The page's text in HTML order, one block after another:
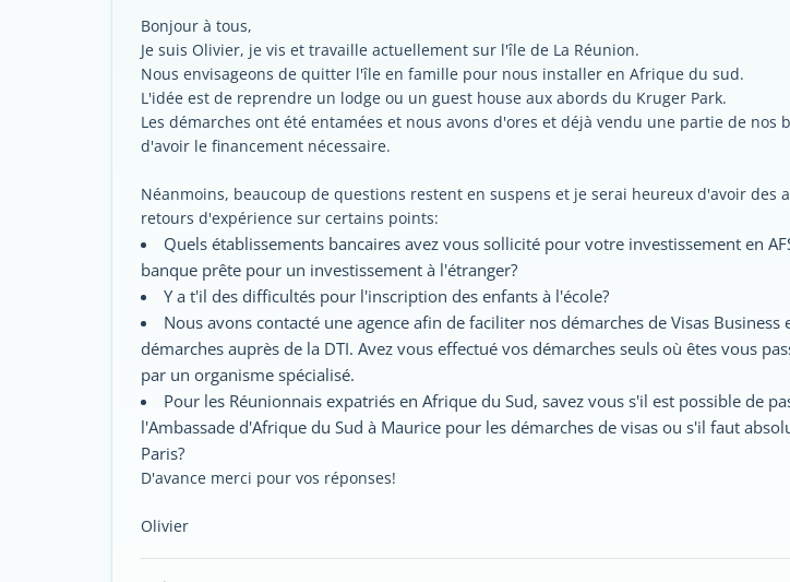
Bonjour à tous,
Je suis Olivier, je vis et travaille actuellement sur l'île de La Réunion.
Nous envisageons de quitter l'île en famille pour nous installer en Afrique du sud.
L'idée est de reprendre un lodge ou un guest house aux abords du Kruger Park.
Les démarches ont été entamées et nous avons d'ores et déjà vendu une partie de nos
d'avoir le financement nécessaire.
Néanmoins, beaucoup de questions restent en suspens et je serai heureux d'avoir des
retours d'expérience sur certains points:
Quels établissements bancaires avez vous sollicité pour votre investissement en
banque prête pour un investissement à l'étranger?
Y a t'il des difficultés pour l'inscription des enfants à l'école?
Nous avons contacté une agence afin de faciliter nos démarches de Visas Business
démarches auprès de la DTI. Avez vous effectué vos démarches seuls où êtes vous
par un organisme spécialisé.
Pour les Réunionnais expatriés en Afrique du Sud, savez vous s'il est possible de
l'Ambassade d'Afrique du Sud à Maurice pour les démarches de visas ou s'il faut
Paris?
D'avance merci pour vos réponses!
Olivier